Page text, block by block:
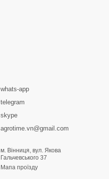
whats-app
telegram
skype
agrotime.vn@gmail.com
м. Вінниця, вул. Якова
Гальчевського 37
Мапа проїзду